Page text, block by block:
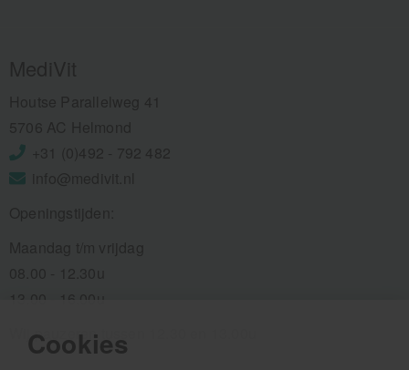
Cookies
13.00 - 16.00u
Wij pauzeren tussen 12.30 en 13.00u